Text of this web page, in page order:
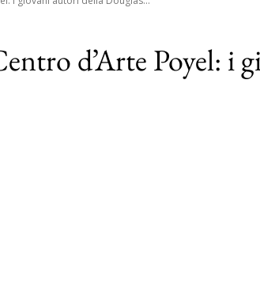
d’Arte Poyel: